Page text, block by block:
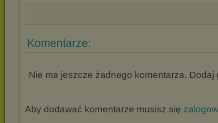
Komentarze:
Nie ma jeszcze żadnego komentarza. Dodaj
Aby dodawać komentarze musisz się